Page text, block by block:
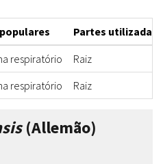
Partes utilizadas
respiratório
Raiz
respiratório Raiz
(Allemão)